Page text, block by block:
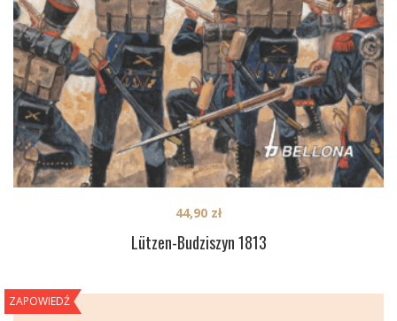
Lützen-Budziszyn 1813
44,90 zł
ZAPOWIEDŹ